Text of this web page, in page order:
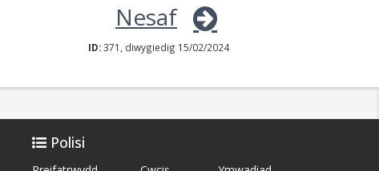
Nesaf
ID:371, diwygiedig 15/02/2024
Polisi